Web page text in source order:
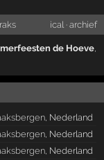
ical· archief
de Hoeve,
, Nederland
, Nederland
, Nederland